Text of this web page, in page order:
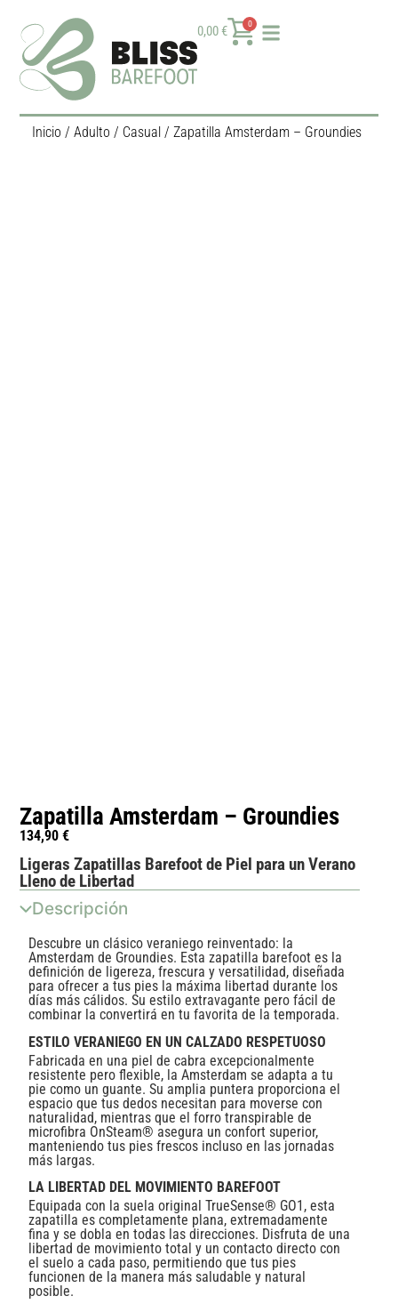
0,00€ 0
Inicio / Adulto / Casual/ Zapatilla Amsterdam – Groundies
Zapatilla Amsterdam – Groundies
134,90€
Ligeras Zapatillas Barefoot de Piel para un Verano
Lleno de Libertad
Descripción
Descubre un clásico veraniego reinventado: la
Amsterdam de Groundies. Esta zapatilla barefoot es la
definición de ligereza, frescura y versatilidad, diseñada
para ofrecer a tus pies la máxima libertad durante los
días más cálidos. Su estilo extravagante pero fácil de
combinar la convertirá en tu favorita de la temporada.
ESTILO VERANIEGO EN UN CALZADO RESPETUOSO
Fabricada en una piel de cabra excepcionalmente
resistente pero flexible, la Amsterdam se adapta a tu
pie como un guante. Su amplia puntera proporciona el
espacio que tus dedos necesitan para moverse con
naturalidad, mientras que el forro transpirable de
microfibra OnSteam® asegura un confort superior,
manteniendo tus pies frescos incluso en las jornadas
más largas.
LA LIBERTAD DEL MOVIMIENTO BAREFOOT
Equipada con la suela original TrueSense® GO1, esta
zapatilla es completamente plana, extremadamente
fina y se dobla en todas las direcciones. Disfruta de una
libertad de movimiento total y un contacto directo con
el suelo a cada paso, permitiendo que tus pies
funcionen de la manera más saludable y natural
posible.